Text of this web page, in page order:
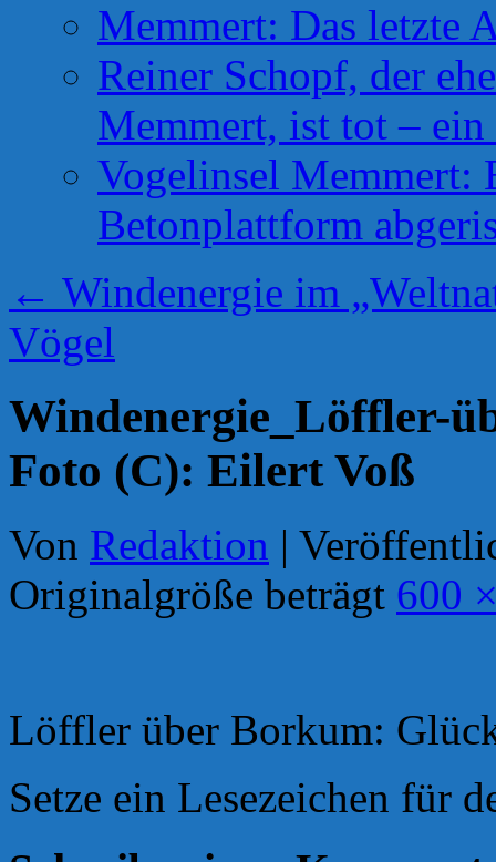
Memmert: Das letzte
Reiner Schopf, der
Memmert, ist tot –
Vogelinsel Memmert:
Betonplattform
← Windenergie im
Vögel
Windenergie_Löffler-
Foto (C): Eilert Voß
Von Redaktion |
Originalgröße beträgt 600
Löffler über Borkum:
Setze ein Lesezeichen für